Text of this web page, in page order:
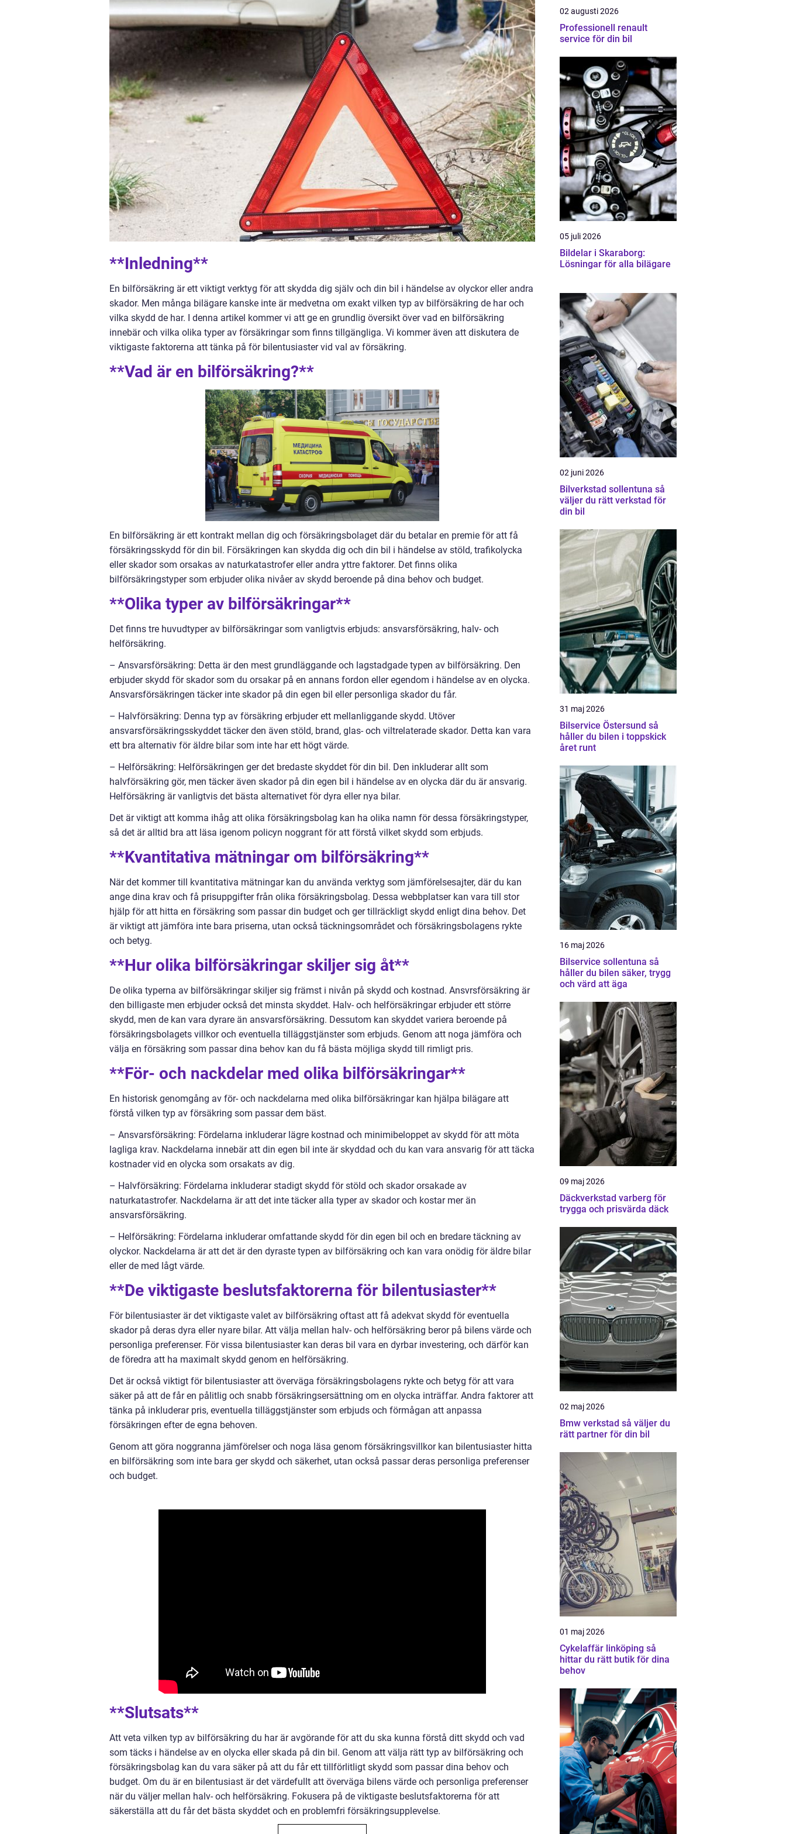
**Inledning**
En bilförsäkring är ett viktigt verktyg för att skydda dig själv och din bil i händelse av olyckor eller andra
skador. Men många bilägare kanske inte är medvetna om exakt vilken typ av bilförsäkring de har och
vilka skydd de har. I denna artikel kommer vi att ge en grundlig översikt över vad en bilförsäkring
innebär och vilka olika typer av försäkringar som finns tillgängliga. Vi kommer även att diskutera de
viktigaste faktorerna att tänka på för bilentusiaster vid val av försäkring.
**Vad är en bilförsäkring?**
En bilförsäkring är ett kontrakt mellan dig och försäkringsbolaget där du betalar en premie för att få
försäkringsskydd för din bil. Försäkringen kan skydda dig och din bil i händelse av stöld, trafikolycka
eller skador som orsakas av naturkatastrofer eller andra yttre faktorer. Det finns olika
bilförsäkringstyper som erbjuder olika nivåer av skydd beroende på dina behov och budget.
**Olika typer av bilförsäkringar**
Det finns tre huvudtyper av bilförsäkringar som vanligtvis erbjuds: ansvarsförsäkring, halv- och
helförsäkring.
– Ansvarsförsäkring: Detta är den mest grundläggande och lagstadgade typen av bilförsäkring. Den
erbjuder skydd för skador som du orsakar på en annans fordon eller egendom i händelse av en olycka.
Ansvarsförsäkringen täcker inte skador på din egen bil eller personliga skador du får.
– Halvförsäkring: Denna typ av försäkring erbjuder ett mellanliggande skydd. Utöver
ansvarsförsäkringsskyddet täcker den även stöld, brand, glas- och viltrelaterade skador. Detta kan vara
ett bra alternativ för äldre bilar som inte har ett högt värde.
– Helförsäkring: Helförsäkringen ger det bredaste skyddet för din bil. Den inkluderar allt som
halvförsäkring gör, men täcker även skador på din egen bil i händelse av en olycka där du är ansvarig.
Helförsäkring är vanligtvis det bästa alternativet för dyra eller nya bilar.
Det är viktigt att komma ihåg att olika försäkringsbolag kan ha olika namn för dessa försäkringstyper,
så det är alltid bra att läsa igenom policyn noggrant för att förstå vilket skydd som erbjuds.
**Kvantitativa mätningar om bilförsäkring**
När det kommer till kvantitativa mätningar kan du använda verktyg som jämförelsesajter, där du kan
ange dina krav och få prisuppgifter från olika försäkringsbolag. Dessa webbplatser kan vara till stor
hjälp för att hitta en försäkring som passar din budget och ger tillräckligt skydd enligt dina behov. Det
är viktigt att jämföra inte bara priserna, utan också täckningsområdet och försäkringsbolagens rykte
och betyg.
**Hur olika bilförsäkringar skiljer sig åt**
De olika typerna av bilförsäkringar skiljer sig främst i nivån på skydd och kostnad. Ansvrsförsäkring är
den billigaste men erbjuder också det minsta skyddet. Halv- och helförsäkringar erbjuder ett större
skydd, men de kan vara dyrare än ansvarsförsäkring. Dessutom kan skyddet variera beroende på
försäkringsbolagets villkor och eventuella tilläggstjänster som erbjuds. Genom att noga jämföra och
välja en försäkring som passar dina behov kan du få bästa möjliga skydd till rimligt pris.
**För- och nackdelar med olika bilförsäkringar**
En historisk genomgång av för- och nackdelarna med olika bilförsäkringar kan hjälpa bilägare att
förstå vilken typ av försäkring som passar dem bäst.
– Ansvarsförsäkring: Fördelarna inkluderar lägre kostnad och minimibeloppet av skydd för att möta
lagliga krav. Nackdelarna innebär att din egen bil inte är skyddad och du kan vara ansvarig för att täcka
kostnader vid en olycka som orsakats av dig.
– Halvförsäkring: Fördelarna inkluderar stadigt skydd för stöld och skador orsakade av
naturkatastrofer. Nackdelarna är att det inte täcker alla typer av skador och kostar mer än
ansvarsförsäkring.
– Helförsäkring: Fördelarna inkluderar omfattande skydd för din egen bil och en bredare täckning av
olyckor. Nackdelarna är att det är den dyraste typen av bilförsäkring och kan vara onödig för äldre bilar
eller de med lågt värde.
**De viktigaste beslutsfaktorerna för bilentusiaster**
För bilentusiaster är det viktigaste valet av bilförsäkring oftast att få adekvat skydd för eventuella
skador på deras dyra eller nyare bilar. Att välja mellan halv- och helförsäkring beror på bilens värde och
personliga preferenser. För vissa bilentusiaster kan deras bil vara en dyrbar investering, och därför kan
de föredra att ha maximalt skydd genom en helförsäkring.
Det är också viktigt för bilentusiaster att överväga försäkringsbolagens rykte och betyg för att vara
säker på att de får en pålitlig och snabb försäkringsersättning om en olycka inträffar. Andra faktorer att
tänka på inkluderar pris, eventuella tilläggstjänster som erbjuds och förmågan att anpassa
försäkringen efter de egna behoven.
Genom att göra noggranna jämförelser och noga läsa genom försäkringsvillkor kan bilentusiaster hitta
en bilförsäkring som inte bara ger skydd och säkerhet, utan också passar deras personliga preferenser
och budget.
**Slutsats**
Att veta vilken typ av bilförsäkring du har är avgörande för att du ska kunna förstå ditt skydd och vad
som täcks i händelse av en olycka eller skada på din bil. Genom att välja rätt typ av bilförsäkring och
försäkringsbolag kan du vara säker på att du får ett tillförlitligt skydd som passar dina behov och
budget. Om du är en bilentusiast är det värdefullt att överväga bilens värde och personliga preferenser
när du väljer mellan halv- och helförsäkring. Fokusera på de viktigaste beslutsfaktorerna för att
säkerställa att du får det bästa skyddet och en problemfri försäkringsupplevelse.
02 augusti 2026
Professionell renault
service för din bil
05 juli 2026
Bildelar i Skaraborg:
Lösningar för alla bilägare
02 juni 2026
Bilverkstad sollentuna så
väljer du rätt verkstad för
din bil
31 maj 2026
Bilservice Östersund så
håller du bilen i toppskick
året runt
16 maj 2026
Bilservice sollentuna så
håller du bilen säker, trygg
och värd att äga
09 maj 2026
Däckverkstad varberg för
trygga och prisvärda däck
02 maj 2026
Bmw verkstad så väljer du
rätt partner för din bil
01 maj 2026
Cykelaffär linköping så
hittar du rätt butik för dina
behov